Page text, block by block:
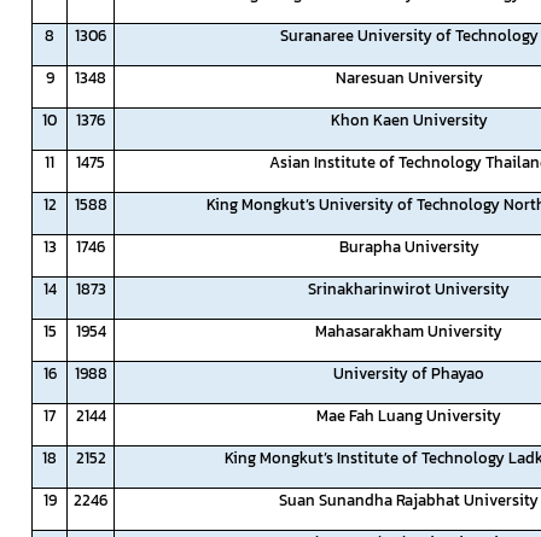
8
1306
Suranaree University of Technology
9
1348
Naresuan University
10
1376
Khon Kaen University
11
1475
Asian Institute of Technology
12
1588
King Mongkut’s University of Technology
13
1746
Burapha University
14
1873
Srinakharinwirot University
15
1954
Mahasarakham University
16
1988
University of Phayao
17
2144
Mae Fah Luang University
18
2152
King Mongkut’s Institute of Technology
19
2246
Suan Sunandha Rajabhat University